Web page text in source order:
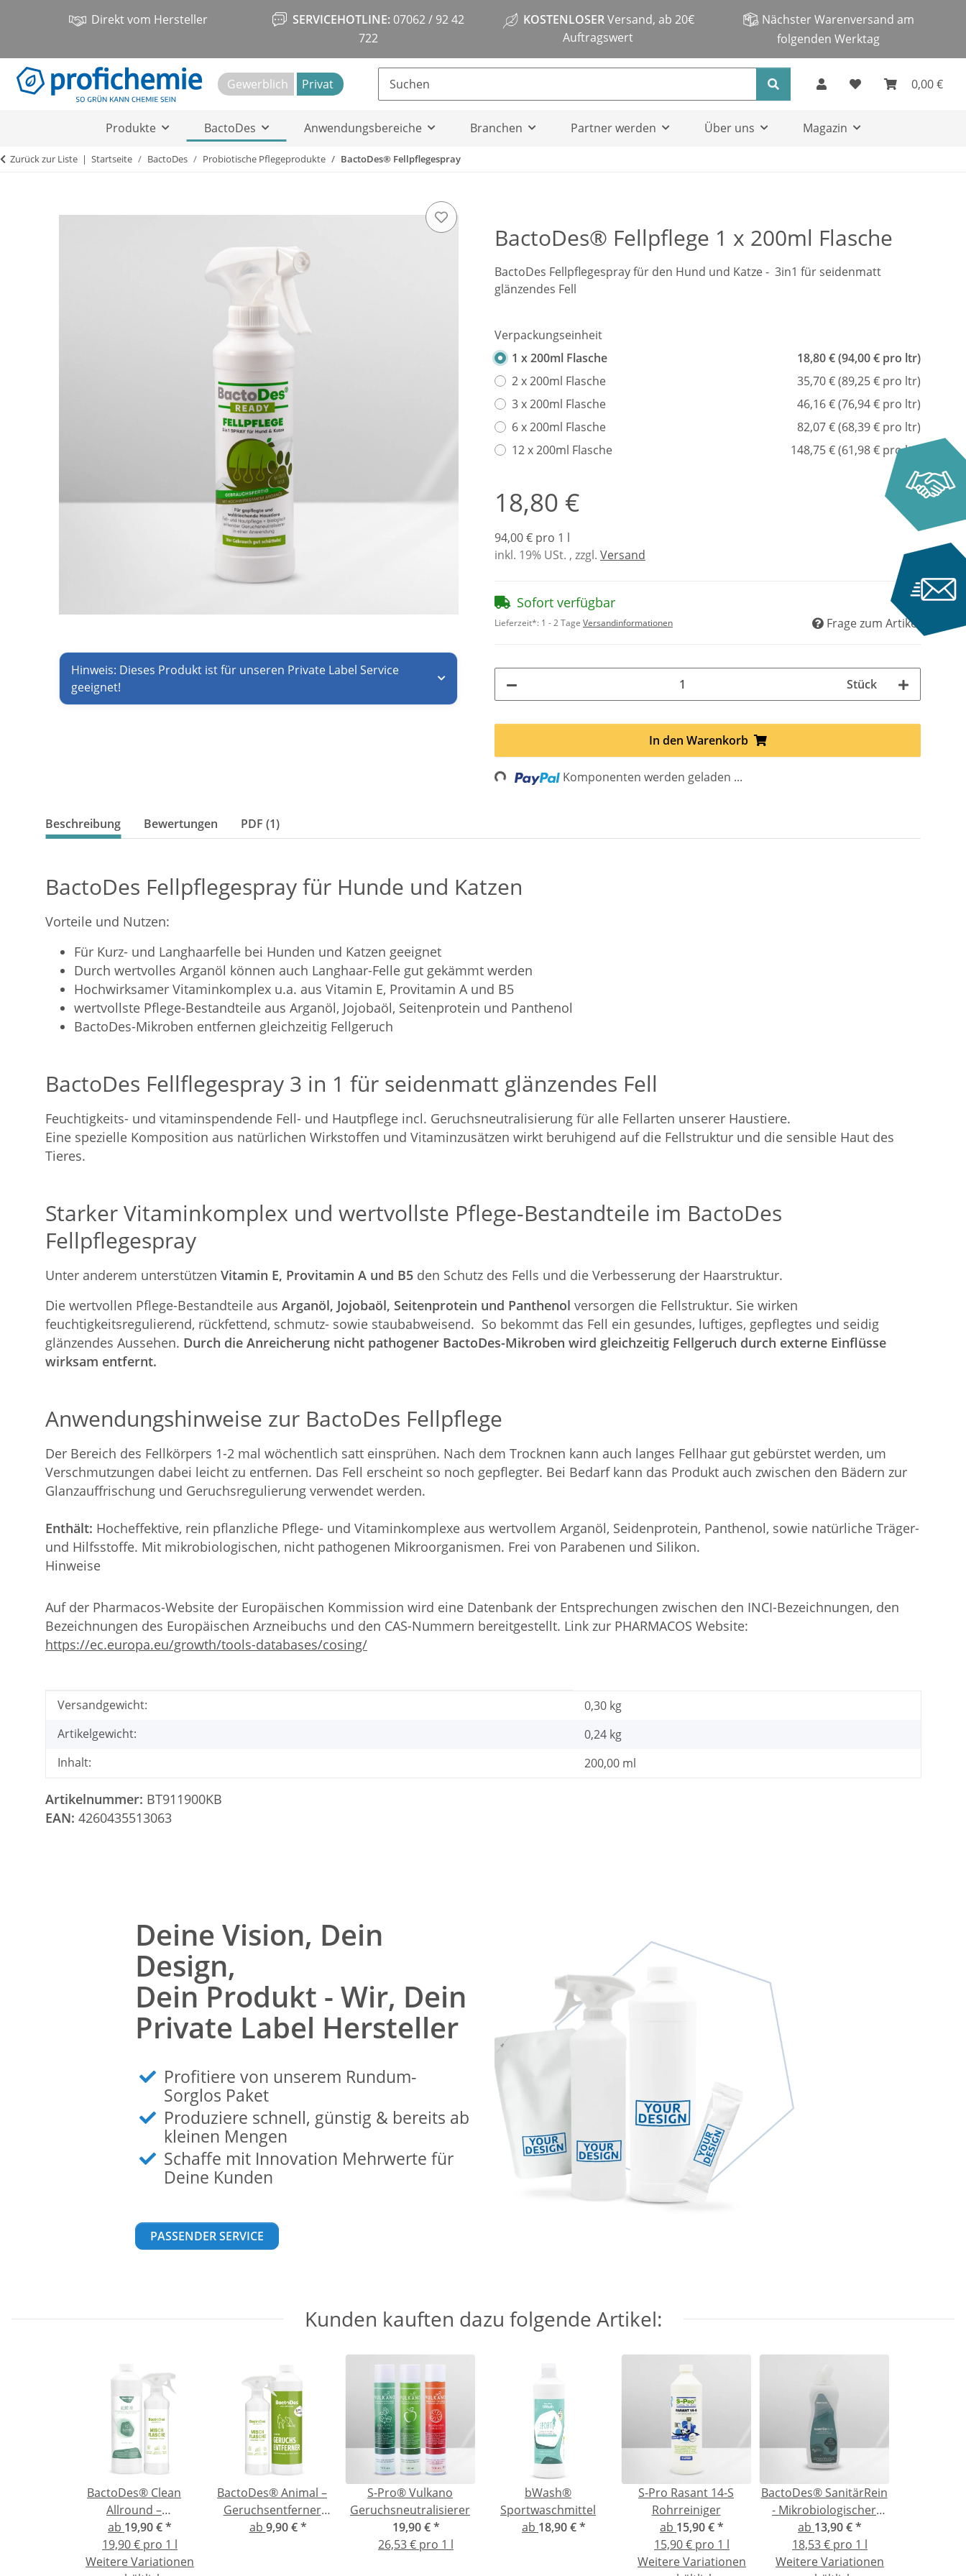
Direkt vom Hersteller SERVICEHOTLINE:07062 / 92 42
722
KOSTENLOSERVersand, ab 20€
Auftragswert
Nächster Warenversand am
folgenden Werktag
Gewerblich Privat 0,00 €
Produkte BactoDes Anwendungsbereiche Branchen Partner werden Über uns Magazin
Zurück zur Liste Startseite BactoDes Probiotische Pflegeprodukte BactoDes® Fellpflegespray
Hinweis: Dieses Produkt ist für unseren Private Label Service
geeignet!
BactoDes® Fellpflege 1 x 200ml Flasche
BactoDes Fellpflegespray für den Hund und Katze - 3in1 für seidenmatt
glänzendes Fell
Verpackungseinheit
1 x 200ml Flasche
18,80 € (94,00 € pro ltr)
2 x 200ml Flasche
35,70 € (89,25 € pro ltr)
3 x 200ml Flasche
46,16 € (76,94 € pro ltr)
6 x 200ml Flasche
82,07 € (68,39 € pro ltr)
12 x 200ml Flasche
148,75 € (61,98 € pro ltr)
18,80 €
94,00 € pro 1 l
inkl. 19% USt. , zzgl. Versand
Sofort verfügbar
Lieferzeit*: 1 - 2 Tage Versandinformationen Frage zum Artikel
Stück
In den Warenkorb
Loading... Komponenten werden geladen ...
Beschreibung Bewertungen PDF (1)
BactoDes Fellpflegespray für Hunde und Katzen
Vorteile und Nutzen:
Für Kurz- und Langhaarfelle bei Hunden und Katzen geeignet
Durch wertvolles Arganöl können auch Langhaar-Felle gut gekämmt werden
Hochwirksamer Vitaminkomplex u.a. aus Vitamin E, Provitamin A und B5
wertvollste Pflege-Bestandteile aus Arganöl, Jojobaöl, Seitenprotein und Panthenol
BactoDes-Mikroben entfernen gleichzeitig Fellgeruch
BactoDes Fellflegespray 3 in 1 für seidenmatt glänzendes Fell
Feuchtigkeits- und vitaminspendende Fell- und Hautpflege incl. Geruchsneutralisierung für alle Fellarten unserer Haustiere.
Eine spezielle Komposition aus natürlichen Wirkstoffen und Vitaminzusätzen wirkt beruhigend auf die Fellstruktur und die sensible Haut des
Tieres.
Starker Vitaminkomplex und wertvollste Pflege-Bestandteile im BactoDes
Fellpflegespray
Unter anderem unterstützen Vitamin E, Provitamin A und B5 den Schutz des Fells und die Verbesserung der Haarstruktur.
Die wertvollen Pflege-Bestandteile aus Arganöl, Jojobaöl, Seitenprotein und Panthenol versorgen die Fellstruktur. Sie wirken
feuchtigkeitsregulierend, rückfettend, schmutz- sowie staubabweisend. So bekommt das Fell ein gesundes, luftiges, gepflegtes und seidig
glänzendes Aussehen. Durch die Anreicherung nicht pathogener BactoDes-Mikroben wird gleichzeitig Fellgeruch durch externe Einflüsse
wirksam entfernt.
Anwendungshinweise zur BactoDes Fellpflege
Der Bereich des Fellkörpers 1-2 mal wöchentlich satt einsprühen. Nach dem Trocknen kann auch langes Fellhaar gut gebürstet werden, um
Verschmutzungen dabei leicht zu entfernen. Das Fell erscheint so noch gepflegter. Bei Bedarf kann das Produkt auch zwischen den Bädern zur
Glanzauffrischung und Geruchsregulierung verwendet werden.
Enthält: Hocheffektive, rein pflanzliche Pflege- und Vitaminkomplexe aus wertvollem Arganöl, Seidenprotein, Panthenol, sowie natürliche Träger-
und Hilfsstoffe. Mit mikrobiologischen, nicht pathogenen Mikroorganismen. Frei von Parabenen und Silikon.
Hinweise
Auf der Pharmacos-Website der Europäischen Kommission wird eine Datenbank der Entsprechungen zwischen den INCI-Bezeichnungen, den
Bezeichnungen des Europäischen Arzneibuchs und den CAS-Nummern bereitgestellt. Link zur PHARMACOS Website:
https://ec.europa.eu/growth/tools-databases/cosing/
Produkteigenschaft
Wert
Versandgewicht:
0,30 kg
Artikelgewicht:
0,24 kg
Inhalt:
200,00 ml
Artikelnummer: BT911900KB
EAN: 4260435513063
Deine Vision, Dein
Design,
Dein Produkt - Wir, Dein
Private Label Hersteller
Profitiere von unserem Rundum-
Sorglos Paket
Produziere schnell, günstig & bereits ab
kleinen Mengen
Schaffe mit Innovation Mehrwerte für
Deine Kunden
PASSENDER SERVICE
Kunden kauften dazu folgende Artikel:
BactoDes® Clean
Allround –
Geruchsentferner mit
Reinigungswirkung
ab 19,90 €*
19,90 € pro 1 l
Weitere Variationen
BactoDes® Animal –
Geruchsentferner
gegen Katzen- und
ab 9,90 €*
S-Pro® Vulkano
Geruchsneutralisierer
19,90 €*
26,53 € pro 1 l
bWash®
Sportwaschmittel
ab 18,90 €*
S-Pro Rasant 14-S
Rohrreiniger
ab 15,90 €*
15,90 € pro 1 l
Weitere Variationen
BactoDes® SanitärRein
- Mikrobiologischer
Sanitärreiniger und
Geruchsentferner
ab 13,90 €*
18,53 € pro 1 l
Weitere Variationen